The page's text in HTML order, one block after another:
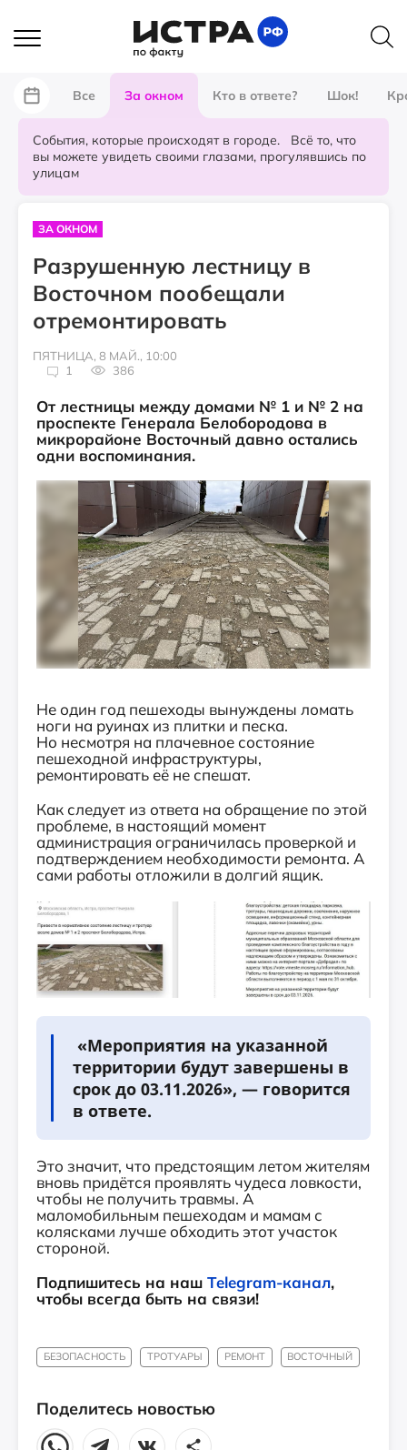
Все За окном Кто в ответе? Шок!
События, которые происходят в городе. Всё то, что
вы можете увидеть своими глазами, прогулявшись по
улицам
ЗА ОКНОМ
Разрушенную лестницу в
Восточном пообещали
отремонтировать
ПЯТНИЦА, 8 МАЙ., 10:00
1
386
От лестницы между домами № 1 и № 2 на
проспекте Генерала Белобородова в
микрорайоне Восточный давно остались
одни воспоминания.
Не один год пешеходы вынуждены ломать
ноги на руинах из плитки и песка.
Но несмотря на плачевное состояние
пешеходной инфраструктуры,
ремонтировать её не спешат.
Как следует из ответа на обращение по этой
проблеме, в настоящий момент
администрация ограничилась проверкой и
подтверждением необходимости ремонта. А
сами работы отложили в долгий ящик.
«Мероприятия на указанной
территории будут завершены в
срок до 03.11.2026», — говорится
в ответе.
Это значит, что предстоящим летом жителям
вновь придётся проявлять чудеса ловкости,
чтобы не получить травмы. А
маломобильным пешеходам и мамам с
колясками лучше обходить этот участок
стороной.
Подпишитесь на наш Telegram-канал,
чтобы всегда быть на связи!
БЕЗОПАСНОСТЬ ТРОТУАРЫ РЕМОНТ ВОСТОЧНЫЙ
Поделитесь новостью